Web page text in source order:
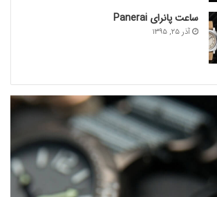
ساعت پانرای Panerai
آذر ۲۵, ۱۳۹۵